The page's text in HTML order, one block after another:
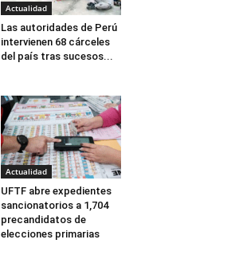
Actualidad
Las autoridades de Perú
intervienen 68 cárceles
del país tras sucesos...
Actualidad
UFTF abre expedientes
sancionatorios a 1,704
precandidatos de
elecciones primarias